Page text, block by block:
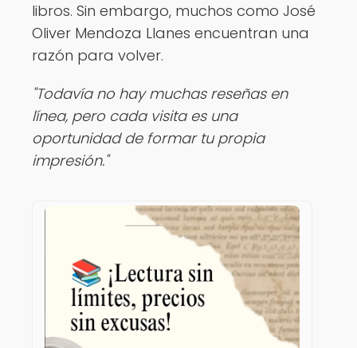
libros. Sin embargo, muchos como José
Oliver Mendoza Llanes encuentran una
razón para volver.
"Todavía no hay muchas reseñas en
línea, pero cada visita es una
oportunidad de formar tu propia
impresión."